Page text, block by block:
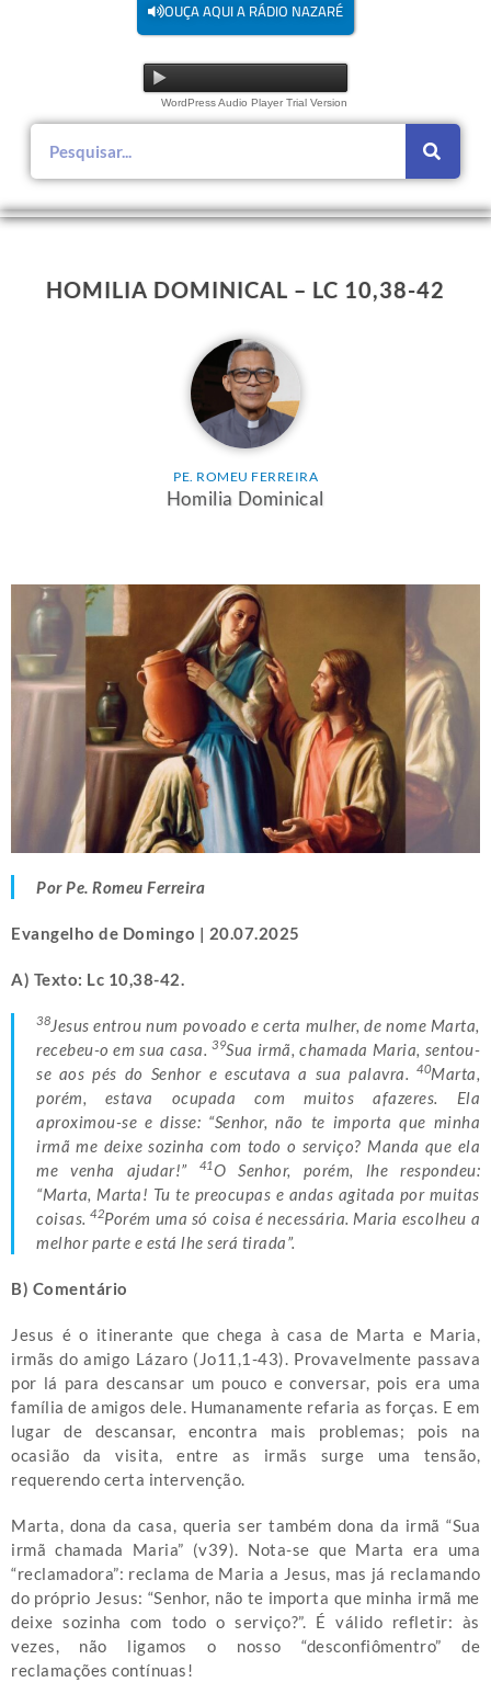
OUÇA AQUI A RÁDIO NAZARÉ
WordPress Audio Player Trial Version
HOMILIA DOMINICAL – LC 10,38-42
PE. ROMEU FERREIRA
Homilia Dominical
Por Pe. Romeu Ferreira
Evangelho de Domingo | 20.07.2025
A) Texto: Lc 10,38-42.
38Jesus entrou num povoado e certa mulher, de nome Marta,
recebeu-o em sua casa.39Sua irmã, chamada Maria, sentou-
se aos pés do Senhor e escutava a sua palavra.
40Marta,
porém, estava ocupada com muitos afazeres. Ela
aproximou-se e disse: “Senhor, não te importa que minha
irmã me deixe sozinha com todo o serviço? Manda que ela
me venha ajudar!”
41O Senhor, porém, lhe respondeu:
“Marta, Marta! Tu te preocupas e andas agitada por muitas
coisas.42Porém uma só coisa é necessária. Maria escolheu a
melhor parte e está lhe será tirada”.
B) Comentário
Jesus é o itinerante que chega à casa de Marta e Maria,
irmãs do amigo Lázaro (Jo11,1-43). Provavelmente passava
por lá para descansar um pouco e conversar, pois era uma
família de amigos dele. Humanamente refaria as forças. E em
lugar de descansar, encontra mais problemas; pois na
ocasião da visita, entre as irmãs surge uma tensão,
requerendo certa intervenção.
Marta, dona da casa, queria ser também dona da irmã “Sua
irmã chamada Maria” (v39). Nota-se que Marta era uma
“reclamadora”: reclama de Maria a Jesus, mas já reclamando
do próprio Jesus: “Senhor, não te importa que minha irmã me
deixe sozinha com todo o serviço?”. É válido refletir: às
vezes, não ligamos o nosso “desconfiômentro” de
reclamações contínuas!